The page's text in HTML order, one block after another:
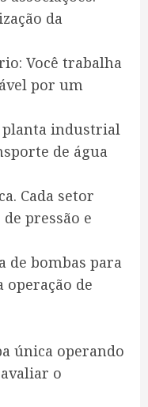
da
Você trabalha
por um
planta industrial
de água
Cada setor
pressão e
de bombas para
operação de
única operando
o